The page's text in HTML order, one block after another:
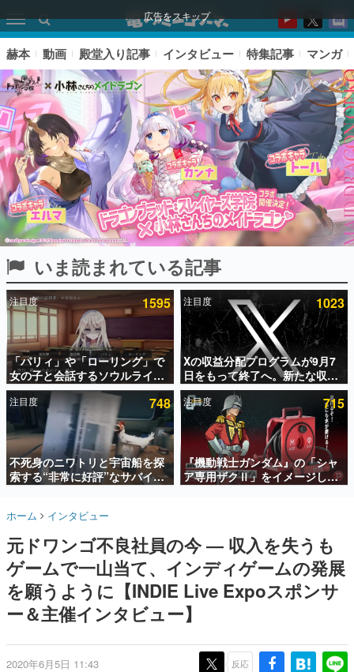
広告をスキップ
ピックアップ
電ファミのいま読まれている記事ランキング
アプリセール情報
インタビュー
連載・特集一覧
殿堂入り記事
SNS拡散数が数千以上！ ページビュー数万以上！ などな
ど。多くの人々に読まれた、電ファミ渾身の“殿堂入り”記
事をまとめました。
名作ゲームクリエイターの方々に製作時のエピソードをお
きます。
赫本
この物語を解いてはいけない。『赫本』は、〈試験問題〉
の形をした短編ホラー小説集です。
これからのデジタルゲーム市場を担う若きクリエイター達
の姿を追い、彼らのルーツと情熱を探っていきます。
赫本 動画 殿堂入り記事 インタビュー 特集記事 マンガ
いま読まれている記事
注目度 1595
「パリィ」や「ローリング」で
女の子と会話するソウルライク
恋愛ゲーム『小早川さんはソウ
ルライク』無料公開。返事に失
敗すると「YOU DIED」
注目度 1023
Xの収益分配プログラムが9月7
日をもって終了へ。新たな収益
化制度「Original Content
Rewards Program」を発表
注目度 748
不死身のニワトリと宇宙船を探
索する“非常に好評”なサバイバ
ルゲーム『Breathedge』が無
月10日まで
注目度 715
『機動戦士ガンダム』の「シャ
ア専用ザクⅡ」をイメージした
散水ホースリールが予約開始。
ム、型式番号などを配置
ホーム インタビュー
元ドワンゴ不良社員の今 ― 収入を失うも
ゲームで一山当て、インディゲームの発展
を願うように【INDIE Live Expoスポンサ
ー＆主催インタビュー】
2020年6月5日 11:43 反応